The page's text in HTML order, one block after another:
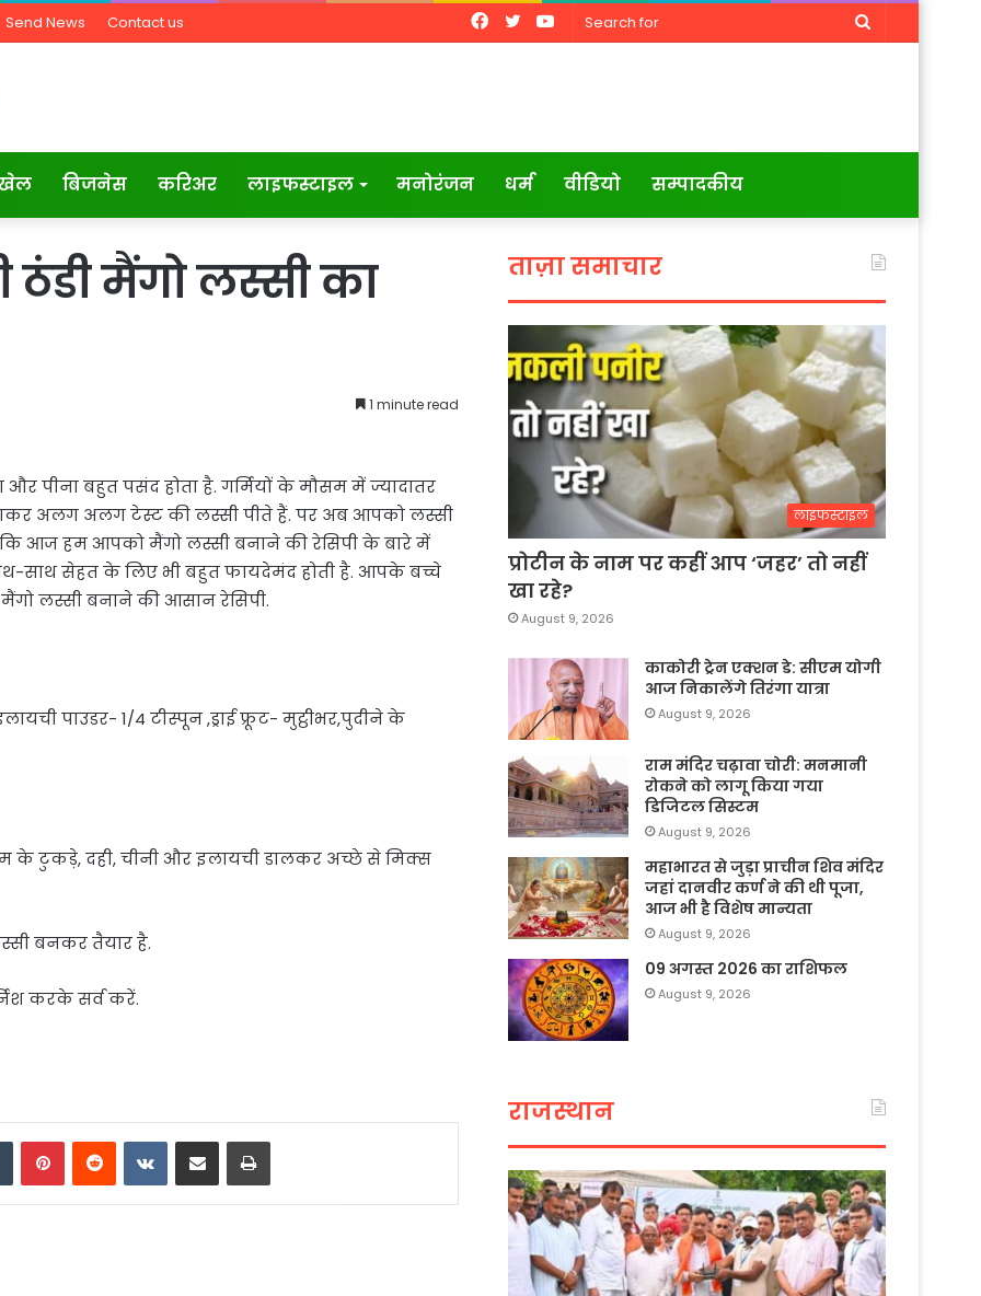
Send News Contact us
Search
YouTube
Twitter
Facebook
बिजनेस करिअर लाइफस्टाइल मनोरंजन धर्म वीडियो सम्पादकीय
ठंडी मैंगो लस्सी का
1 minute read
पीना बहुत पसंद होता है. गर्मियों के मौसम में ज्यादातर
अलग अलग टेस्ट की लस्सी पीते हैं. पर अब आपको लस्सी
आज हम आपको मैंगो लस्सी बनाने की रेसिपी के बारे में
साथ सेहत के लिए भी बहुत फायदेमंद होती है. आपके बच्चे
लस्सी बनाने की आसान रेसिपी.
पाउडर- 1/4 टीस्पून ,ड्राई फ्रूट- मुट्ठीभर,पुदीने के
टुकड़े, दही, चीनी और इलायची डालकर अच्छे से मिक्स
बनकर तैयार है.
करके सर्व करें.
TumblrPinterestReddit VKontakte
Share via Email Print
ताज़ा समाचार
लाइफस्टाइल
प्रोटीन के नाम पर कहीं आप ‘जहर’ तो नहीं
खा रहे?
August 9, 2026
काकोरी ट्रेन एक्शन डे: सीएम योगी
आज निकालेंगे तिरंगा यात्रा
August 9, 2026
राम मंदिर चढ़ावा चोरी: मनमानी
रोकने को लागू किया गया
डिजिटल सिस्टम
August 9, 2026
महाभारत से जुड़ा प्राचीन शिव मंदिर
जहां दानवीर कर्ण ने की थी पूजा,
आज भी है विशेष मान्यता
August 9, 2026
09 अगस्त 2026 का राशिफल
August 9, 2026
राजस्थान